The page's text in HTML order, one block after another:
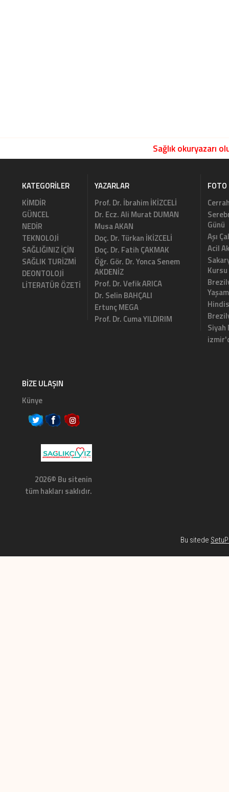
Sağlık okuryazarı
KATEGORILER
KİMDİR
GÜNCEL
NEDİR
TEKNOLOJİ
SAĞLIĞINIZ İÇİN
SAĞLIK TURİZMİ
DEONTOLOJİ
LİTERATÜR ÖZETİ
YAZARLAR
Prof. Dr. İbrahim İKİZCELİ
Dr. Ecz. Ali Murat DUMAN
Musa AKAN
Doç. Dr. Türkan İKİZCELİ
Doç. Dr. Fatih ÇAKMAK
Öğr. Gör. Dr. Yonca Senem
AKDENİZ
Prof. Dr. Vefik ARICA
Dr. Selin BAHÇALI
Ertunç MEGA
Prof. Dr. Cuma YILDIRIM
FOTO
Günü
Aşı
Acil
Kursu
Yaşam
BIZE ULAŞIN
Künye
2026© Bu sitenin
tüm hakları saklıdır.
Bu sitede SetuP